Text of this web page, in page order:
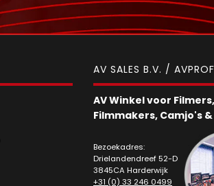
AV SALES B.V. /
AV Winkel voor Filmers,
Filmmakers, Camjo's
Bezoekadres:
Drielandendreef 52-D
3845CA Harderwijk
+31 (0) 33 246 0499